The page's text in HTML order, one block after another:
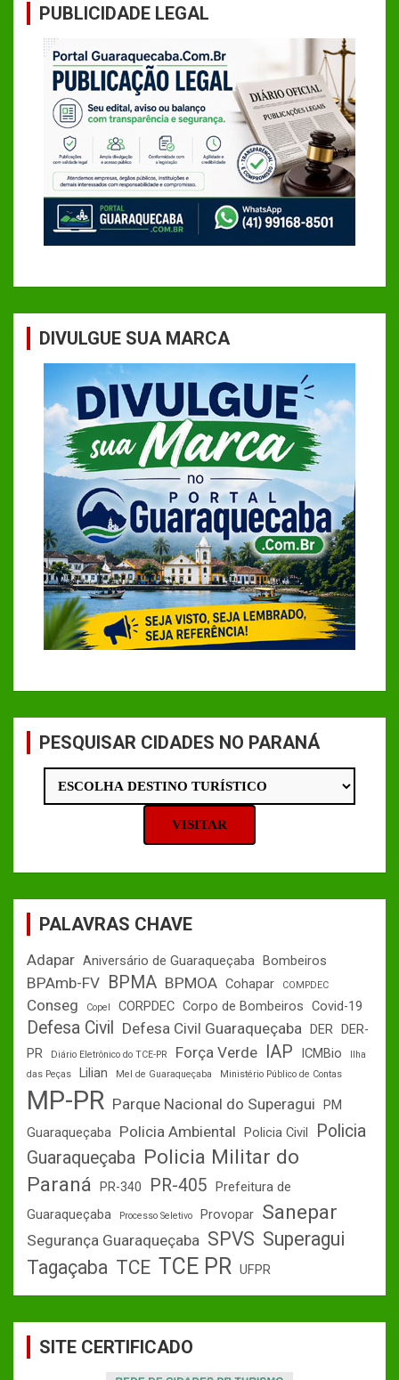
PUBLICIDADE LEGAL
DIVULGUE SUA MARCA
PESQUISAR CIDADES NO PARANÁ
PALAVRAS CHAVE
Adapar Aniversário de Guaraqueçaba Bombeiros
BPAmb-FV BPMA BPMOA Cohapar COMPDEC
Conseg Copel CORPDEC Corpo de Bombeiros Covid-19
Defesa Civil Defesa Civil Guaraqueçaba DER DER-
PR
Diário Eletrônico do TCE-PR Força Verde IAP ICMBio
Ilha
das Peças
Lilian Mel de Guaraqueçaba Ministério Público de Contas
MP-PR Parque Nacional do Superagui PM
Guaraqueçaba Policia Ambiental Policia Civil
Policia
Guaraqueçaba Policia Militar do
Paraná PR-340 PR-405 Prefeitura de
Guaraqueçaba
Processo Seletivo Provopar Sanepar
Segurança Guaraqueçaba SPVS Superagui
Tagaçaba TCE TCE PR UFPR
SITE CERTIFICADO